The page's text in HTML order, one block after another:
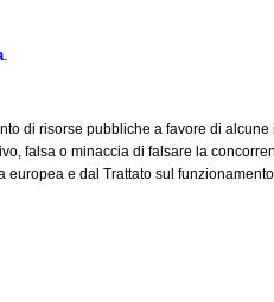
di risorse pubbliche a favore di
falsa o minaccia di falsare la
europea e dal Trattato sul